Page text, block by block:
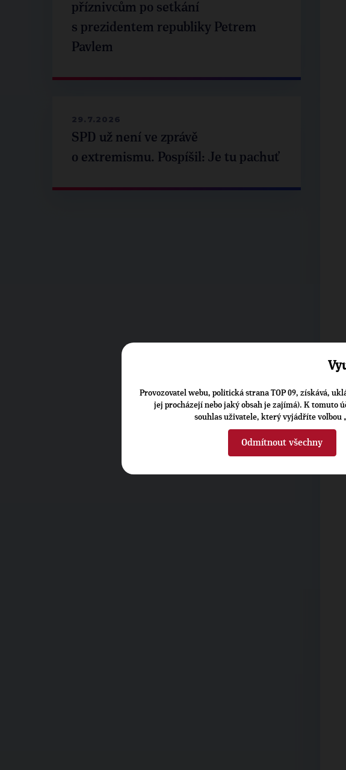
příznivcům po setkání
s prezidentem republiky Petrem
Pavlem
29.7.2026
SPD už není ve zprávě
o extremismu. Pospíšil: Je tu pachuť
Provozovatel webu, politická strana TOP 09, získává,
jej procházejí nebo jaký obsah je zajímá). K tomuto
souhlas uživatele, který vyjádříte volbou
Odmítnout všechny